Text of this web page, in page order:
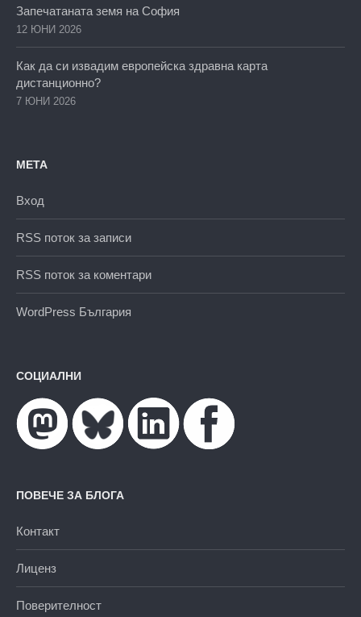
Запечатаната земя на София
12 ЮНИ 2026
Как да си извадим европейска здравна карта
дистанционно?
7 ЮНИ 2026
МЕТА
Вход
RSS поток за записи
RSS поток за коментари
WordPress България
СОЦИАЛНИ
ПОВЕЧЕ ЗА БЛОГА
Контакт
Лиценз
Поверителност